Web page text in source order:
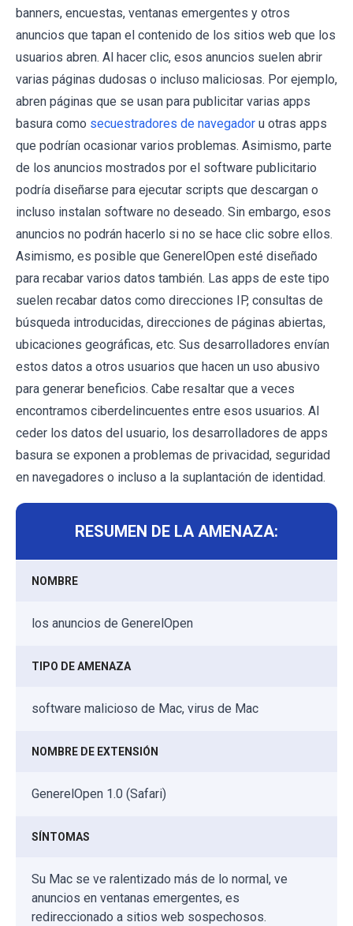
banners, encuestas, ventanas emergentes y otros
anuncios que tapan el contenido de los sitios web que los
usuarios abren. Al hacer clic, esos anuncios suelen abrir
varias páginas dudosas o incluso maliciosas. Por ejemplo,
abren páginas que se usan para publicitar varias apps
basura como secuestradores de navegador u otras apps
que podrían ocasionar varios problemas. Asimismo, parte
de los anuncios mostrados por el software publicitario
podría diseñarse para ejecutar scripts que descargan o
incluso instalan software no deseado. Sin embargo, esos
anuncios no podrán hacerlo si no se hace clic sobre ellos.
Asimismo, es posible que GenerelOpen esté diseñado
para recabar varios datos también. Las apps de este tipo
suelen recabar datos como direcciones IP, consultas de
búsqueda introducidas, direcciones de páginas abiertas,
ubicaciones geográficas, etc. Sus desarrolladores envían
estos datos a otros usuarios que hacen un uso abusivo
para generar beneficios. Cabe resaltar que a veces
encontramos ciberdelincuentes entre esos usuarios. Al
ceder los datos del usuario, los desarrolladores de apps
basura se exponen a problemas de privacidad, seguridad
en navegadores o incluso a la suplantación de identidad.
RESUMEN DE LA AMENAZA:
NOMBRE
los anuncios de GenerelOpen
TIPO DE AMENAZA
software malicioso de Mac, virus de Mac
NOMBRE DE EXTENSIÓN
GenerelOpen 1.0 (Safari)
SÍNTOMAS
Su Mac se ve ralentizado más de lo normal, ve
anuncios en ventanas emergentes, es
redireccionado a sitios web sospechosos.